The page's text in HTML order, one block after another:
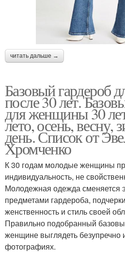
читать дальше →
Базовый гардероб
после 30 лет.
для женщины 30
лето, осень, весну,
день. Список от
Хромченко
К 30 годам молодые женщины
индивидуальность, не
Молодежная одежда сменяется
предметами гардероба,
женственность и стиль своей
Правильно подобранный
женщине выглядеть безупречно
фотографиях.